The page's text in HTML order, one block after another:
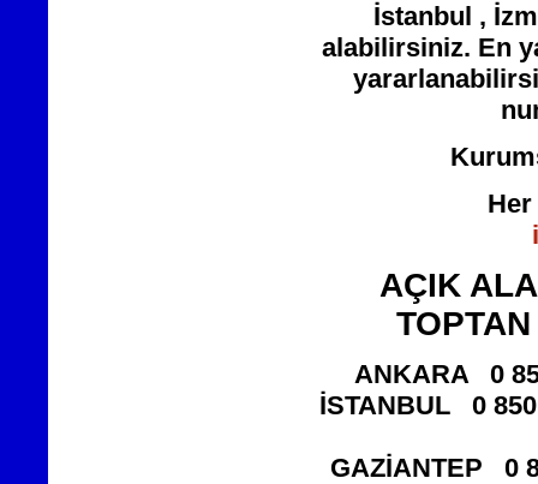
İstanbul ,
alabilirsiniz. En
AÇIK
ANKARA 0
İSTANBUL 0
GAZİANTEP 0